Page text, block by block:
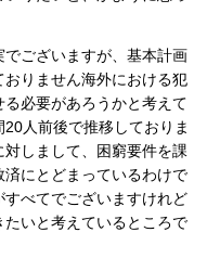
ございますが、基本計画
りません海外における犯
必要があろうかと考えて
人前後で推移しておりま
しまして、困窮要件を課
にとどまっているわけで
べてでございますけれど
いと考えているところで